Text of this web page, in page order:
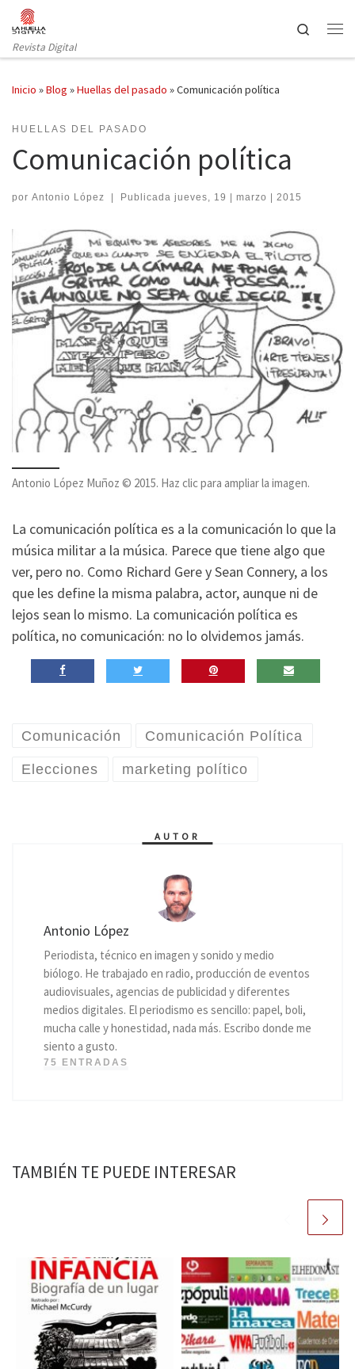
Saltar al contenido
Revista Digital
Search
Inicio »Blog »Huellas del pasado »Comunicación política
HUELLAS DEL PASADO
Comunicación política
por Antonio López | Publicada jueves, 19 | marzo | 2015
Antonio López Muñoz © 2015. Haz clic para ampliar la imagen.
La comunicación política es a la comunicación lo que la
música militar a la música. Parece que tiene algo que
ver, pero no. Como Richard Gere y Sean Connery, a los
que les define la misma palabra, actor, aunque ni de
lejos sean lo mismo. La comunicación política es
política, no comunicación: no lo olvidemos jamás.
Comunicación Comunicación Política
Elecciones marketing político
AUTOR
Antonio López
Periodista, técnico en imagen y sonido y medio
biólogo. He trabajado en radio, producción de eventos
audiovisuales, agencias de publicidad y diferentes
medios digitales. El periodismo es sencillo: papel, boli,
mucha calle y honestidad, nada más. Escribo donde me
siento a gusto.
75 ENTRADAS
TAMBIÉN TE PUEDE INTERESAR